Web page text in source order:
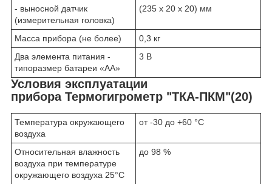
- выносной датчик
(измерительная головка)
(235 х 20 х 20) мм
Масса прибора (не более)
0,3 кг
Два элемента питания -
типоразмер батареи «АА»
3 В
Условия эксплуатации
прибора Термогигрометр "ТКА-ПКМ"(20)
Температура окружающего
воздуха
от -30 до +60 °С
Относительная влажность
воздуха при температуре
окружающего воздуха 25°С
до 98 %